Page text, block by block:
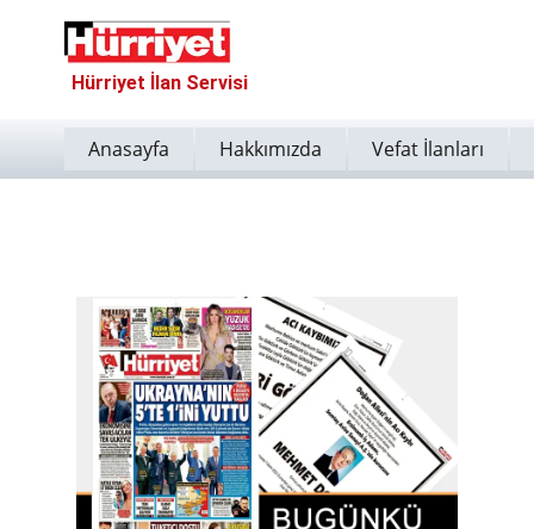
Hürriyet İlan Servisi
Anasayfa Hakkımızda Vefat İlanları